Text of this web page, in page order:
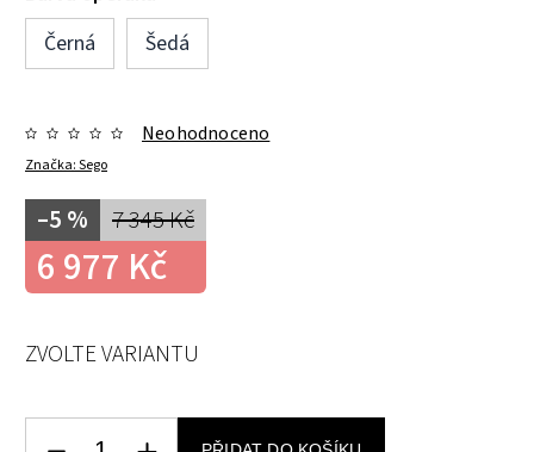
Černá
Šedá
Značka:Sego
Neohodnoceno
7 345 Kč
–5 %
6 977 Kč
ZVOLTE VARIANTU